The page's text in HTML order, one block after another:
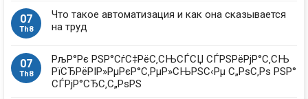
07
Th8
Что такое автоматизация и как она сказывается
на труд
07
Th8
РљР°Рє РЅР°СѓС‡РёС‚СЊСЃСЏ СЃРЅРёРјР°С‚СЊ
РїСЂРёРІР»РµРєР°С‚РµР»СЊРЅС‹Рµ С„РѕС‚Рѕ РЅР°
СЃРјР°СЂС‚С„РѕРЅ